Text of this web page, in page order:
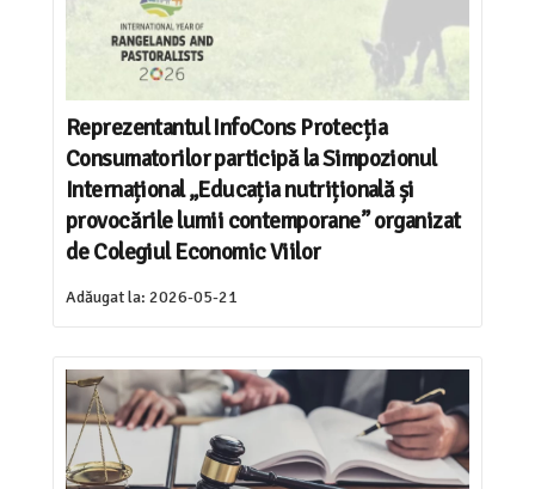
Reprezentantul InfoCons Protecția
Consumatorilor participă la Simpozionul
Internațional „Educația nutrițională și
provocările lumii contemporane” organizat
de Colegiul Economic Viilor
Adăugat la: 2026-05-21